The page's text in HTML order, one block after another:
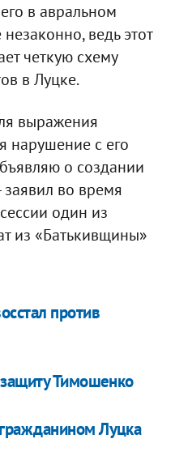
в авральном
ведь этот
четкую схему
в Луцке.
выражения
нарушение с его
о создании
во время
один из
из «Батькивщины»
против
Тимошенко
Луцка